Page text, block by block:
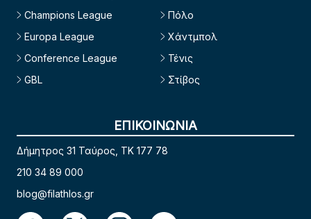
Champions League
Europa League
Conference League
GBL
Πόλο
Χάντμπολ
Τένις
Στίβος
ΕΠΙΚΟΙΝΩΝΙΑ
Δήμητρος 31 Ταύρος, TK 177 78
210 34 89 000
blog@filathlos.gr